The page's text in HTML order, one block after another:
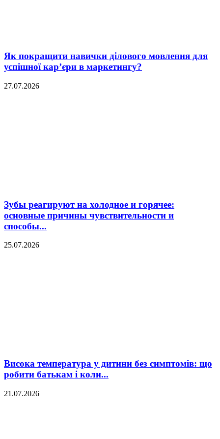
Як покращити навички ділового мовлення для
успішної кар’єри в маркетингу?
27.07.2026
Зубы реагируют на холодное и горячее:
основные причины чувствительности и
способы...
25.07.2026
Висока температура у дитини без симптомів: що
робити батькам і коли...
21.07.2026